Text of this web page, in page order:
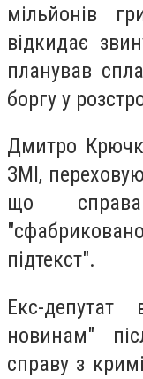
мільйонів
відкидає
планував
боргу у
Дмитро
ЗМІ,
що
підтекст".
Екс-депутат
новинам"
справу з